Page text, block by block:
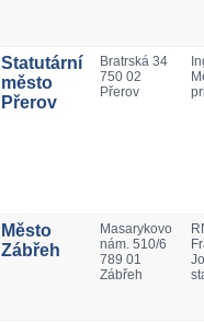
Statutární
město
Přerov
Bratrská 34
750 02
Přerov
Město
Zábřeh
Masarykovo
nám. 510/6
789 01
Zábřeh